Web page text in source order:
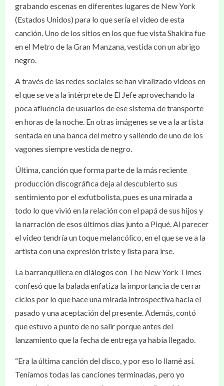
grabando escenas en diferentes lugares de New York
(Estados Unidos) para lo que sería el video de esta
canción. Uno de los sitios en los que fue vista Shakira fue
en el Metro de la Gran Manzana, vestida con un abrigo
negro.
A través de las redes sociales se han viralizado videos en
el que se ve a la intérprete de El Jefe aprovechando la
poca afluencia de usuarios de ese sistema de transporte
en horas de la noche. En otras imágenes se ve a la artista
sentada en una banca del metro y saliendo de uno de los
vagones siempre vestida de negro.
Última, canción que forma parte de la más reciente
producción discográfica deja al descubierto sus
sentimiento por el exfutbolista, pues es una mirada a
todo lo que vivió en la relación con el papá de sus hijos y
la narración de esos últimos días junto a Piqué. Al parecer
el video tendría un toque melancólico, en el que se ve a la
artista con una expresión triste y lista para irse.
La barranquillera en diálogos con The New York Times
confesó que la balada enfatiza la importancia de cerrar
ciclos por lo que hace una mirada introspectiva hacia el
pasado y una aceptación del presente. Además, contó
que estuvo a punto de no salir porque antes del
lanzamiento que la fecha de entrega ya había llegado.
“Era la última canción del disco, y por eso lo llamé así.
Teníamos todas las canciones terminadas, pero yo